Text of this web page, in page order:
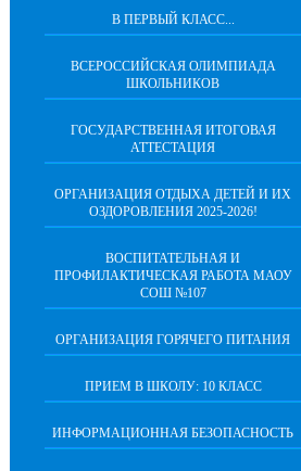
В ПЕРВЫЙ КЛАСС...
ВСЕРОССИЙСКАЯ ОЛИМПИАДА
ШКОЛЬНИКОВ
ГОСУДАРСТВЕННАЯ ИТОГОВАЯ
АТТЕСТАЦИЯ
ОРГАНИЗАЦИЯ ОТДЫХА ДЕТЕЙ И ИХ
ОЗДОРОВЛЕНИЯ 2025-2026!
ВОСПИТАТЕЛЬНАЯ И
ПРОФИЛАКТИЧЕСКАЯ РАБОТА МАОУ
СОШ №107
ОРГАНИЗАЦИЯ ГОРЯЧЕГО ПИТАНИЯ
ПРИЕМ В ШКОЛУ: 10 КЛАСС
ИНФОРМАЦИОННАЯ БЕЗОПАСНОСТЬ